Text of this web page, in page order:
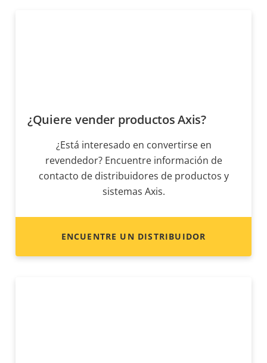
¿Quiere vender productos Axis?
¿Está interesado en convertirse en
revendedor? Encuentre información de
contacto de distribuidores de productos y
sistemas Axis.
ENCUENTRE UN DISTRIBUIDOR